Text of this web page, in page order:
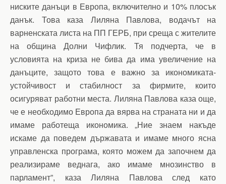
ниските данъци в Европа, включително и 10% плосък
данък. Това каза Лиляна Павлова, водачът на
варненската листа на ПП ГЕРБ, при среща с жителите
на община Долни Чифлик. Тя подчерта, че в
условията на криза не бива да има увеличение на
данъците, защото това е важно за икономиката-
устойчивост и стабилност за фирмите, които
осигуряват работни места. Лиляна Павлова каза още,
че е необходимо Европа да вярва на страната ни и да
имаме работеща икономика. „Ние знаем накъде
искаме да поведем държавата и имаме много ясна
управленска програма, която можем да започнем да
реализираме веднага, ако имаме мнозинство в
парламент”, каза Лиляна Павлова след като